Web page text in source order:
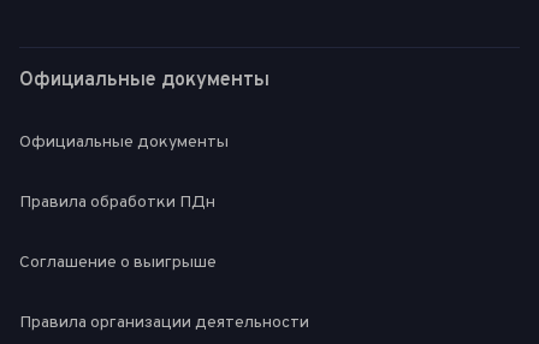
Официальные документы
Официальные документы
Правила обработки ПДн
Соглашение о выигрыше
Правила организации деятельности